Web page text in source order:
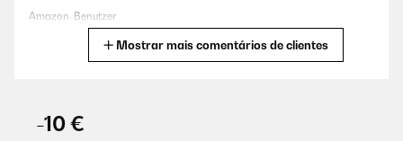
Amazon-Benutzer
Mostrar mais comentários de clientes
-10 €